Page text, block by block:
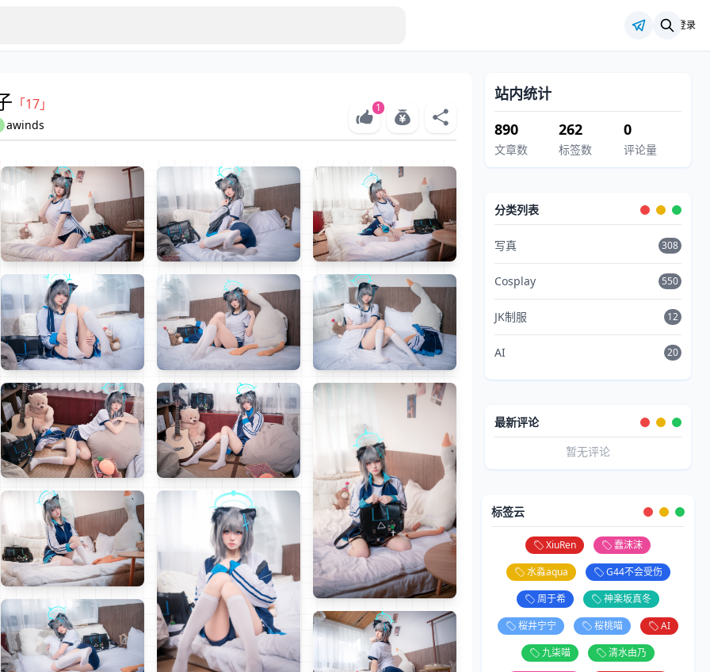
登录
「17」
awinds
1
站内统计
890
文章数
262
标签数
0
评论量
分类列表
写真 308
Cosplay 550
JK制服 12
AI 20
最新评论
暂无评论
标签云
XiuRen
蠢沫沫
水淼aqua
G44不会受伤
周于希
神楽坂真冬
桜井宁宁
桜桃喵
AI
九柒喵
清水由乃